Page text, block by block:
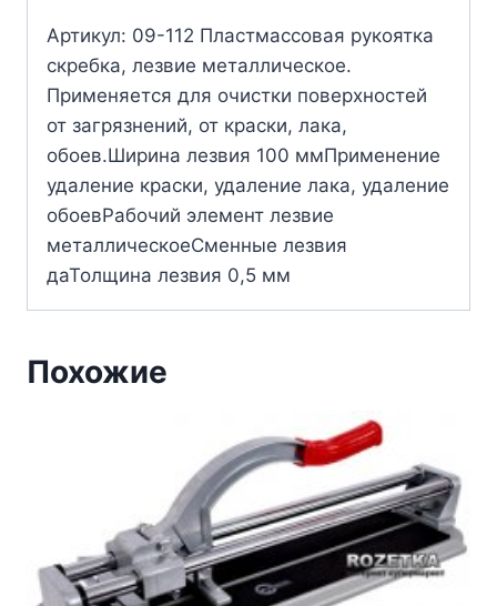
Артикул: 09-112 Пластмассовая рукоятка
скребка, лезвие металлическое.
Применяется для очистки поверхностей
от загрязнений, от краски, лака,
обоев.Ширина лезвия 100 ммПрименение
удаление краски, удаление лака, удаление
обоевРабочий элемент лезвие
металлическоеСменные лезвия
даТолщина лезвия 0,5 мм
Похожие